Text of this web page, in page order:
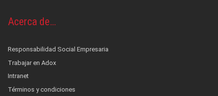
Acerca de…
Responsabilidad Social Empresaria
Trabajar en Adox
Intranet
Términos y condiciones